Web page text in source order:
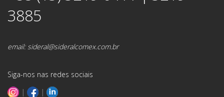
3885
email:sideral@sideralcomex.com.br
Siga-nos nas redes sociais
|
|